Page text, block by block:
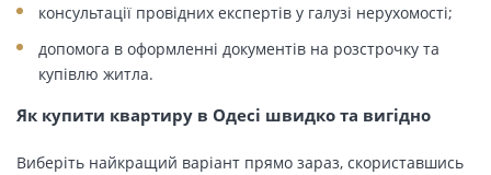
консультації провідних експертів у галузі нерухомості;
допомога в оформленні документів на розстрочку та
купівлю житла.
Як купити квартиру в Одесі швидко та вигідно
Виберіть найкращий варіант прямо зараз, скориставшись